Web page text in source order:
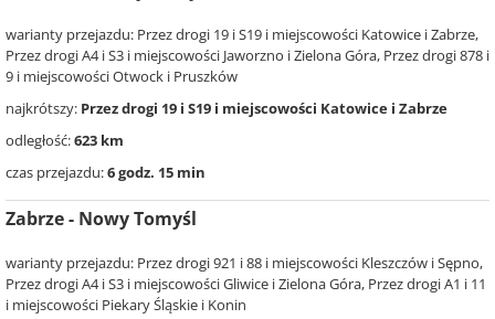
warianty przejazdu: Przez drogi 19 i S19 i miejscowości Katowice i Zabrze,
Przez drogi A4 i S3 i miejscowości Jaworzno i Zielona Góra, Przez drogi 878 i
9 i miejscowości Otwock i Pruszków
najkrótszy: Przez drogi 19 i S19 i miejscowości Katowice i Zabrze
odległość:623 km
czas przejazdu:6 godz. 15 min
Zabrze - Nowy Tomyśl
warianty przejazdu: Przez drogi 921 i 88 i miejscowości Kleszczów i Sępno,
Przez drogi A4 i S3 i miejscowości Gliwice i Zielona Góra, Przez drogi A1 i 11
i miejscowości Piekary Śląskie i Konin